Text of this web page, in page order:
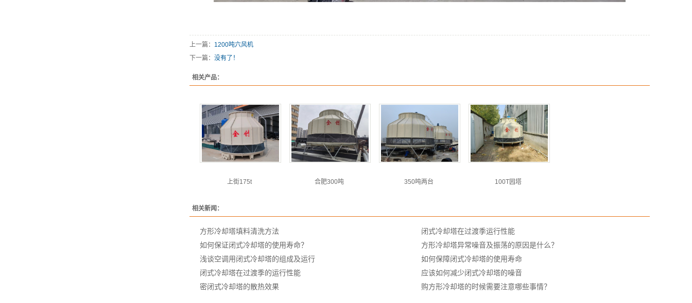
上一篇： 1200吨六风机
下一篇： 没有了！
相关产品：
上街175t 合肥300吨 350吨两台 100T园塔
相关新闻：
方形冷却塔填料清洗方法
闭式冷却塔在过渡季运行性能
如何保证闭式冷却塔的使用寿命？
方形冷却塔异常噪音及振荡的原因是什么？
浅谈空调用闭式冷却塔的组成及运行
如何保障闭式冷却塔的使用寿命
闭式冷却塔在过渡季的运行性能
应该如何减少闭式冷却塔的噪音
密闭式冷却塔的散热效果
购方形冷却塔的时候需要注意哪些事情？